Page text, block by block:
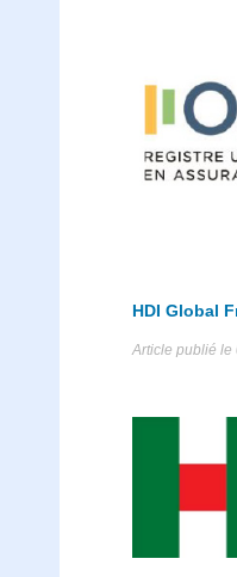
HDI Global
Article publié le